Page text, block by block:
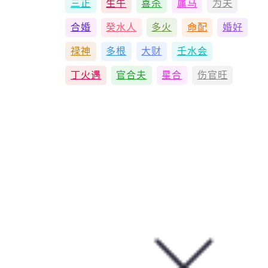
三正 生午 喜杀 属马 为夫
合婚 癸水人 多火 命配 婚好
禄神 多根 大财 壬水会
丁火遇 官合夫 星合 伤官旺